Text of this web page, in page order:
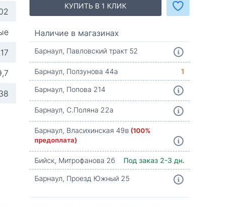
КУПИТЬ В 1 КЛИК
Наличие в магазинах
Барнаул, Павловский тракт 52
Барнаул, Ползунова 44а
1
Барнаул, Попова 214
Барнаул, С.Поляна 22а
Барнаул, Власихинская 49в (100%
предоплата)
Бийск, Митрофанова 2б
Под заказ 2-3 дн.
Барнаул, Проезд Южный 25